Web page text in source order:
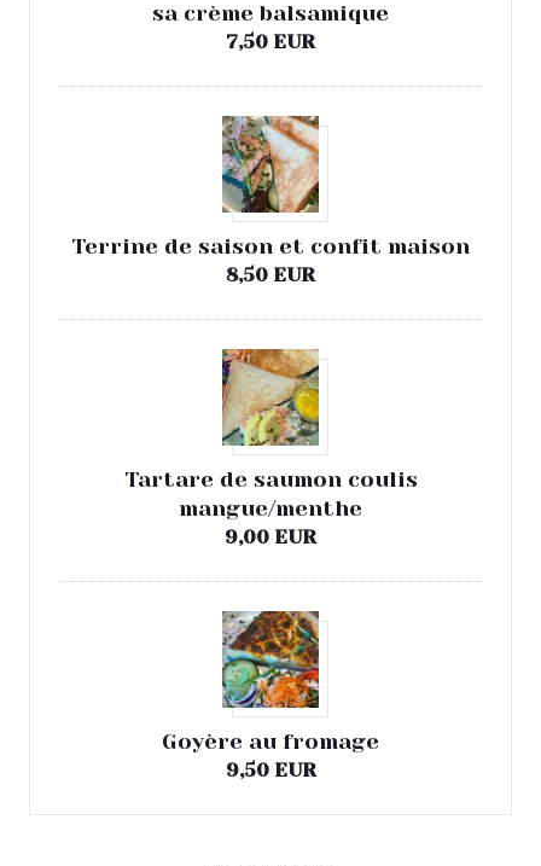
sa crème balsamique
7,50 EUR
Terrine de saison et confit maison
8,50 EUR
Tartare de saumon coulis
mangue/menthe
9,00 EUR
Goyère au fromage
9,50 EUR